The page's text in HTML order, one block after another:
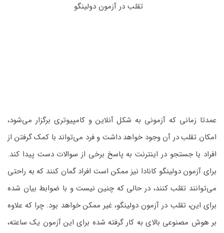
تقلب در آزمون دولینگو
عمدتا زمانی که آزمونی به شکل آنلاین و کامپیوتری برگزار می‌شود،
امکان تقلب در آن وجود خواهد داشت و فرد می‌تواند با کمک گرفتن از
افراد یا جستجو در اینترنت به پاسخ برخی از سوالات دست پیدا کند.
برای آزمون دولینگو کانادا نیز ممکن است افراد گمان کنند که به راحتی
می‌توانند تقلب کنند، در حالی که چنین نیست و با ضوابط بیان شده
برای این، تقلب در آزمون دولینگو، غیر ممکن خواهد بود. چرا که علاوه
بر هوش مصنوعی بالای به کار گرفته شده برای این آزمون یک ساعته،